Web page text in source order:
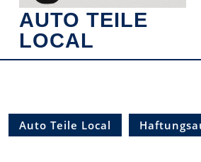
AUTO TEILE
LOCAL
Auto Teile Local